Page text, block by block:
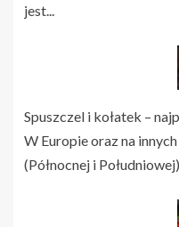
jest...
Spuszczel i kołatek –
W Europie oraz na
(Północnej i